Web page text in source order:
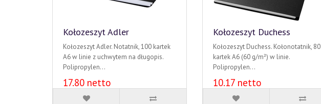
Kołozeszyt Adler
Kołozeszyt Adler. Notatnik, 100 kartek
A6 w linie z uchwytem na długopis.
Polipropylen...
17.80 netto
Kołozeszyt Duchess
Kołozeszyt Duchess. Kołonotatnik, 80
kartek A6 (60 g/m²) w linie.
Polipropylen...
10.17 netto